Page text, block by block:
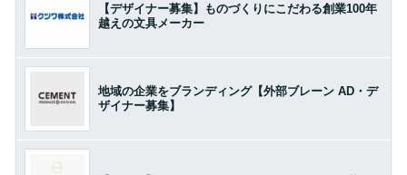
【デザイナー募集】ものづくりにこだわる創業100年
越えの文具メーカー
地域の企業をブランディング【外部ブレーン AD・デ
ザイナー募集】